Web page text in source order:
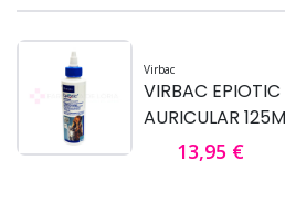
Virbac
VIRBAC
AURICULAR
13,95 €